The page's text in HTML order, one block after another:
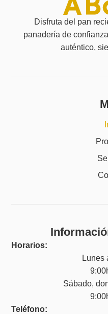
Disfruta del pan
panadería de
auténtico,
Horarios:
Lunes
Sábado,
Teléfono: